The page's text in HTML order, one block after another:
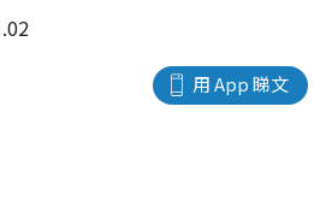
用 App 睇文